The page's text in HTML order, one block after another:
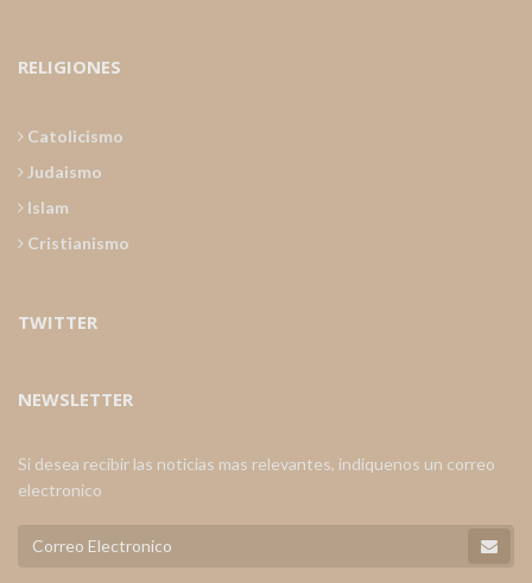
RELIGIONES
Catolicismo
Judaismo
Islam
Cristianismo
TWITTER
NEWSLETTER
Si desea recibir las noticias mas relevantes, indiquenos un correo
electronico